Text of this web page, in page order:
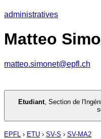
administratives
Matteo
matteo.simonet@epfl.ch
Etudiant, Section de
EPFL › ETU › SV-S › SV-MA2